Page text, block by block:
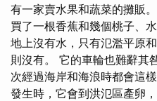
有一家賣水果和蔬菜的攤販
買了一根香蕉和幾個桃子、
地上沒有水，只有氾濫平原
則沒有。 它的車輪也難辭其
次經過海岸和海浪時都會這
發生時，它會到洪氾區產卵